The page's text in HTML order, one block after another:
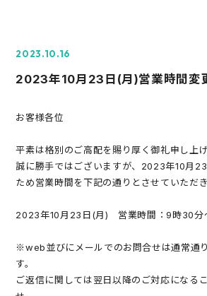
2023.10.16
2023年10月23日(月)営業時間変
お客様各位
平素は格別のご高配を賜り厚く御礼申し上げ
誠に勝手ではございますが、2023年10月
ため営業時間を下記の通りとさせていただき
2023年10月23日(月) 営業時間：9時30分
※web並びにメールでのお問合せは通常通
す。
ご返信に関しては翌日以降のご対応になる